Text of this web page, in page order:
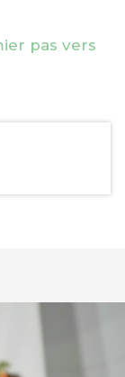
pas vers